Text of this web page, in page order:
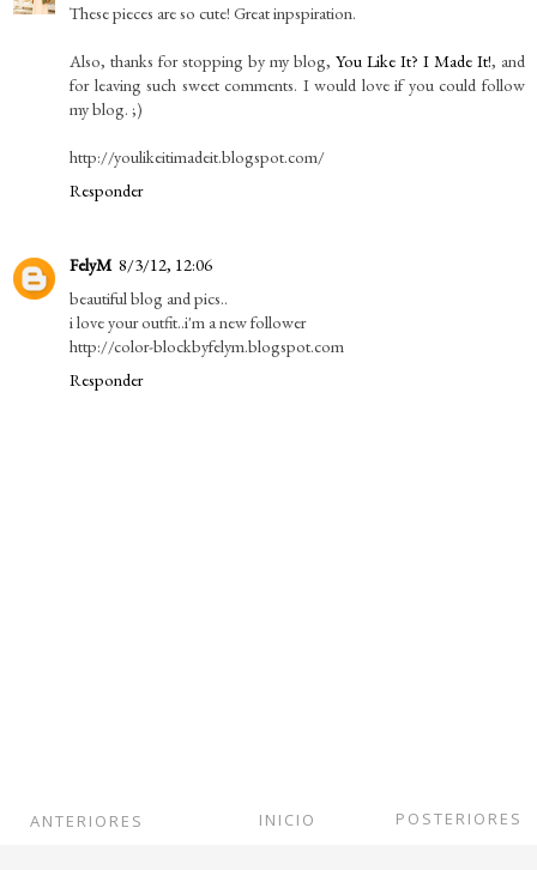
These pieces are so cute! Great inpspiration.
Also, thanks for stopping by my blog, You Like It? I Made It!, and
for leaving such sweet comments. I would love if you could follow
my blog. ;)
http://youlikeitimadeit.blogspot.com/
Responder
FelyM 8/3/12, 12:06
beautiful blog and pics..
i love your outfit..i'm a new follower
http://color-blockbyfelym.blogspot.com
Responder
POSTERIORES
INICIO
ANTERIORES